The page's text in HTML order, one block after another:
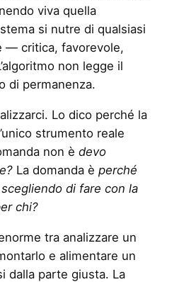
viva quella
si nutre di qualsiasi
— critica, favorevole,
non legge il
di permanenza.
Lo dico perché la
strumento reale
non è devo
La domanda è perché
di fare con la
chi?
tra analizzare un
e alimentare un
dalla parte giusta. La